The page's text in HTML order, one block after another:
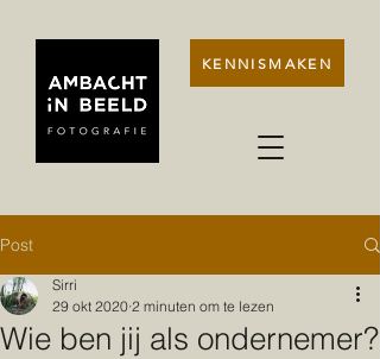
KENNISMAKEN
Post
Wie ben jij als ondernemer?
Sirri
29 okt 2020 2 minuten om te lezen